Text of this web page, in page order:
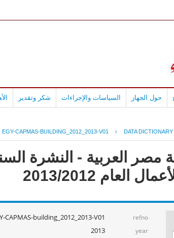
حول الجهاز السياسات والإجراءات شكر وتقدير
EGY-CAPMAS-BUILDING_2012_2013-V01 › DATA DICTIONARY
مصر العربية - النشرة
العام 2013/2012
refno
CAPMAS-building_2012_2013-V01
year
2013